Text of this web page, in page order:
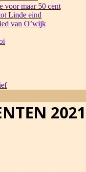
voor maar 50 cent
Linde eind
van O’wijk
2021